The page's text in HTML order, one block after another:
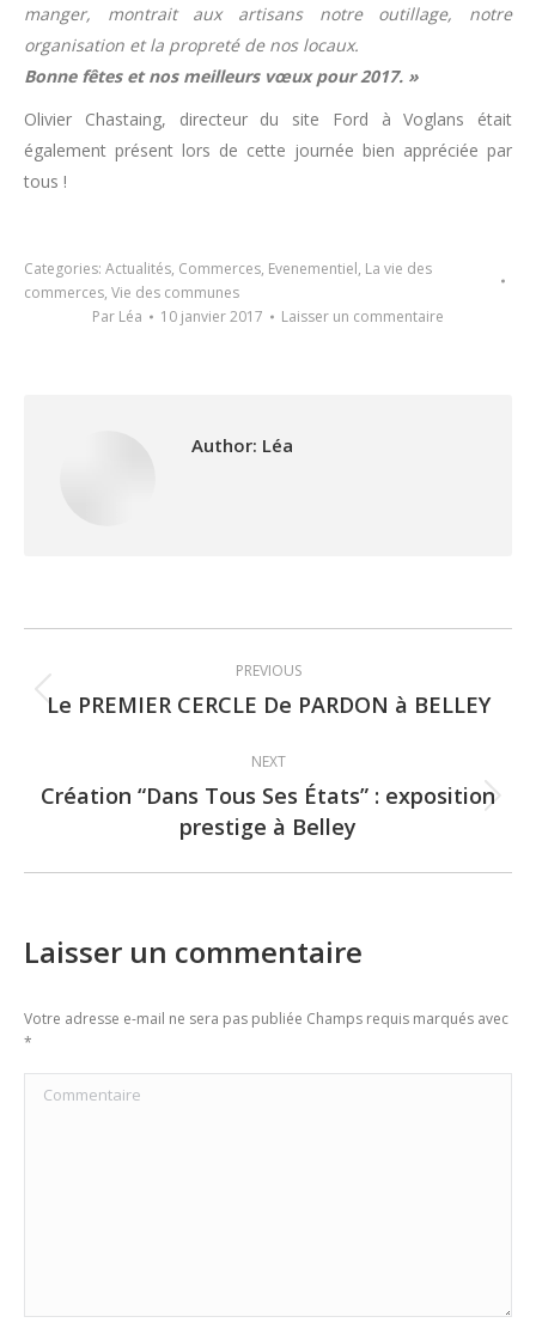
manger, montrait aux artisans notre outillage, notre
organisation et la propreté de nos locaux.
Bonne fêtes et nos meilleurs vœux pour 2017. »
Olivier Chastaing, directeur du site Ford à Voglans était
également présent lors de cette journée bien appréciée par
tous !
Categories: Actualités, Commerces, Evenementiel, La vie des
commerces, Vie des communes
Par Léa 10 janvier 2017 Laisser un commentaire
Author: Léa
navigation
PREVIOUS
Previous
Le PREMIER CERCLE De PARDON à BELLEY
NEXT
Next
post:
Création “Dans Tous Ses États” : exposition
prestige à Belley
Laisser un commentaire
Votre adresse e-mail ne sera pas publiée Champs requis marqués avec
*
Commentaire